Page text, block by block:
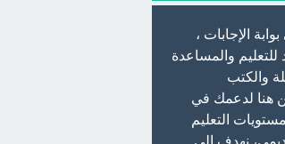
الإجابات ،
للتعليم والمساعدة
والكتب
هنا لدعمك في
التعليم
نهدف إلى